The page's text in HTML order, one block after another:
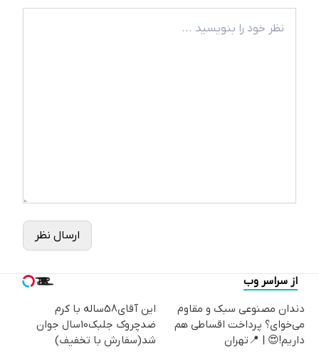
ارسال نظر
از سراسر وب
دندان مصنوعی سبک و مقاوم
می‌خوای؟ پرداخت اقساطی هم
داریم!😍 | 📍تهران
این آقای58ساله با کرم
ضدچروک جلبک10سال جوان
شد(سفارش با تخفیف)